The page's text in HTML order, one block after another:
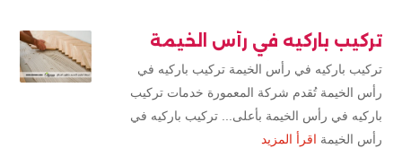
تركيب باركيه في رأس الخيمة
تركيب باركيه في رأس الخيمة تركيب باركيه في
رأس الخيمة تُقدم شركة المعمورة خدمات تركيب
باركيه في رأس الخيمة بأعلى... تركيب باركيه في
رأس الخيمة اقرأ المزيد